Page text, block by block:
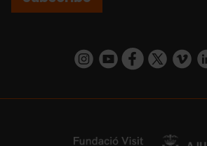
https://https://https://https:// https://